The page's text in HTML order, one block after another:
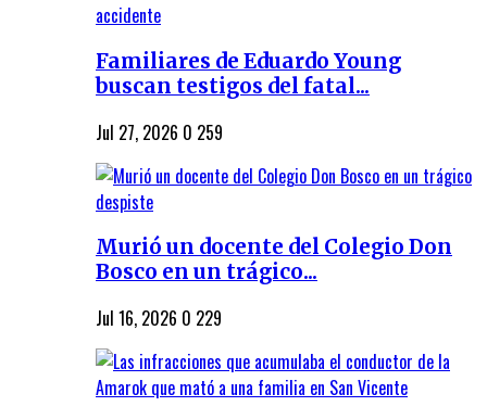
Familiares de Eduardo Young
buscan testigos del fatal...
Jul 27, 2026 0 259
Murió un docente del Colegio Don
Bosco en un trágico...
Jul 16, 2026 0 229